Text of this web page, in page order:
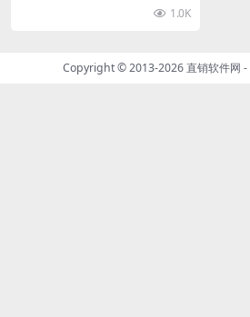
1.0K
Copyright © 2013-2026直销软件网 -